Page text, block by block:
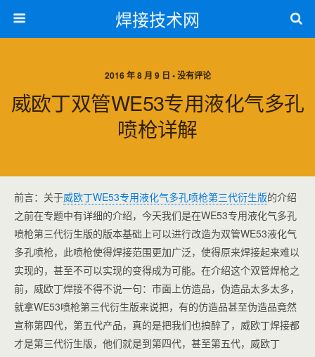
焊接技术网
2016 年 8 月 9 日 • 没有评论
威欧丁双管WE53专用液化气多孔
喷枪详解
前言：关于威欧丁WE53专用液化气多孔喷枪第三代衍生版的介绍
之前在专题中有详细的介绍，今天我们是在WE53专用液化气多孔
喷枪第三代衍生版的版本基础上可以进行改造为双管WE53液化气
多孔喷枪，此喷枪使得焊接范围更加广泛，使得原来焊接起来难以
实现的，甚至不可以实现的变得成为可能。在介绍这个双管焊枪之
前，威欧丁焊接不得不说一句：市面上仿造品，伪造品太多太多，
就拿WE53喷枪第三代衍生版来说把，有的仿造品甚至伪造品竟然
宣称第四代，第五代产品，真的是把我们也搞醉了，威欧丁焊接都
才是第三代衍生版，他们就是到第四代，甚至第五代，威欧丁